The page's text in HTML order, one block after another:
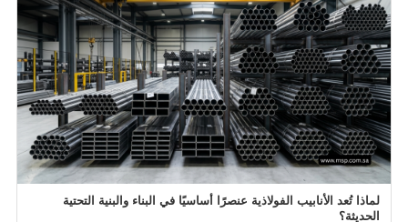
لماذا تُعد الأنابيب الفولاذية عنصرًا أساسيًا في البناء والبنية التحتية
الحديثة؟